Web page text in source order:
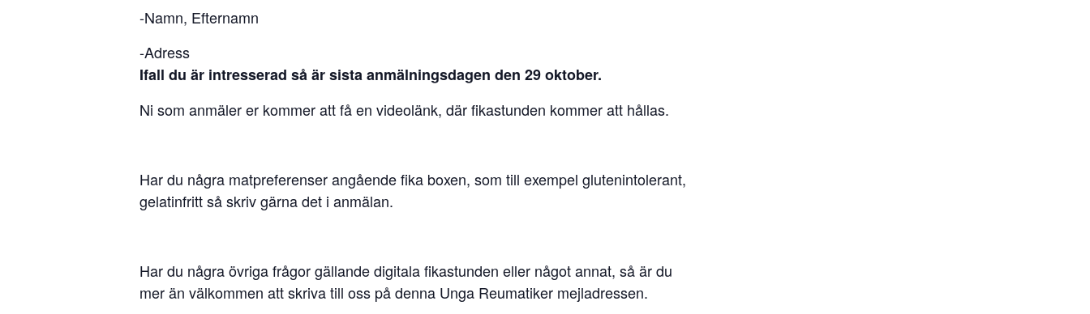
-Namn, Efternamn
-Adress
Ifall du är intresserad så är sista anmälningsdagen den 29 oktober.
Ni som anmäler er kommer att få en videolänk, där fikastunden kommer att hållas.
Har du några matpreferenser angående fika boxen, som till exempel glutenintolerant,
gelatinfritt så skriv gärna det i anmälan.
Har du några övriga frågor gällande digitala fikastunden eller något annat, så är du
mer än välkommen att skriva till oss på denna Unga Reumatiker mejladressen.